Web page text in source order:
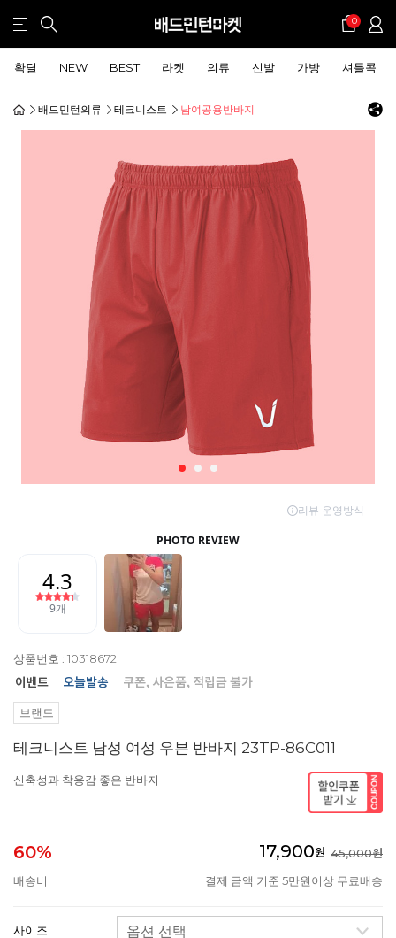
0
확딜 NEW BEST 라켓 의류 신발 가방 셔틀콕
배드민턴의류 테크니스트 남여공용반바지
상품번호 : 10318672
브랜드
테크니스트 남성 여성 우븐 반바지 23TP-86C011
신축성과 착용감 좋은 반바지
60% 17,900원 45,000원
배송비
결제 금액 기준 5만원이상 무료배송
사이즈